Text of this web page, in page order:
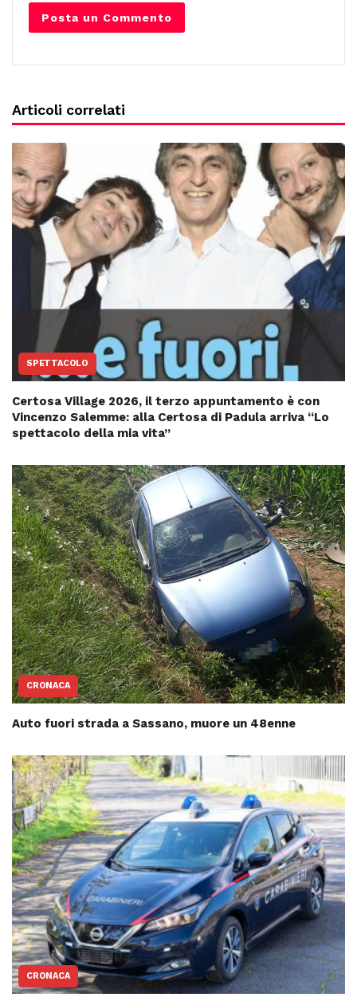
Articoli correlati
SPETTACOLO
Certosa Village 2026, il terzo appuntamento è con
Vincenzo Salemme: alla Certosa di Padula arriva “Lo
spettacolo della mia vita”
CRONACA
Auto fuori strada a Sassano, muore un 48enne
CRONACA